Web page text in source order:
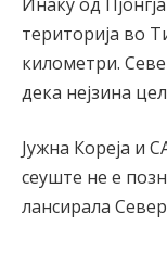
територија во
километри.
дека нејзина
Јужна Кореја и
сеуште не е
лансирала